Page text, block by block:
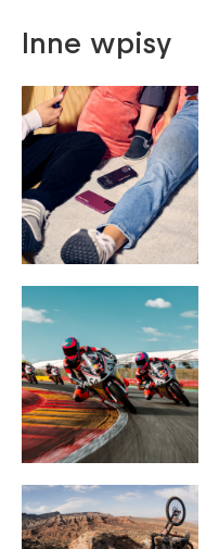
Inne wpisy